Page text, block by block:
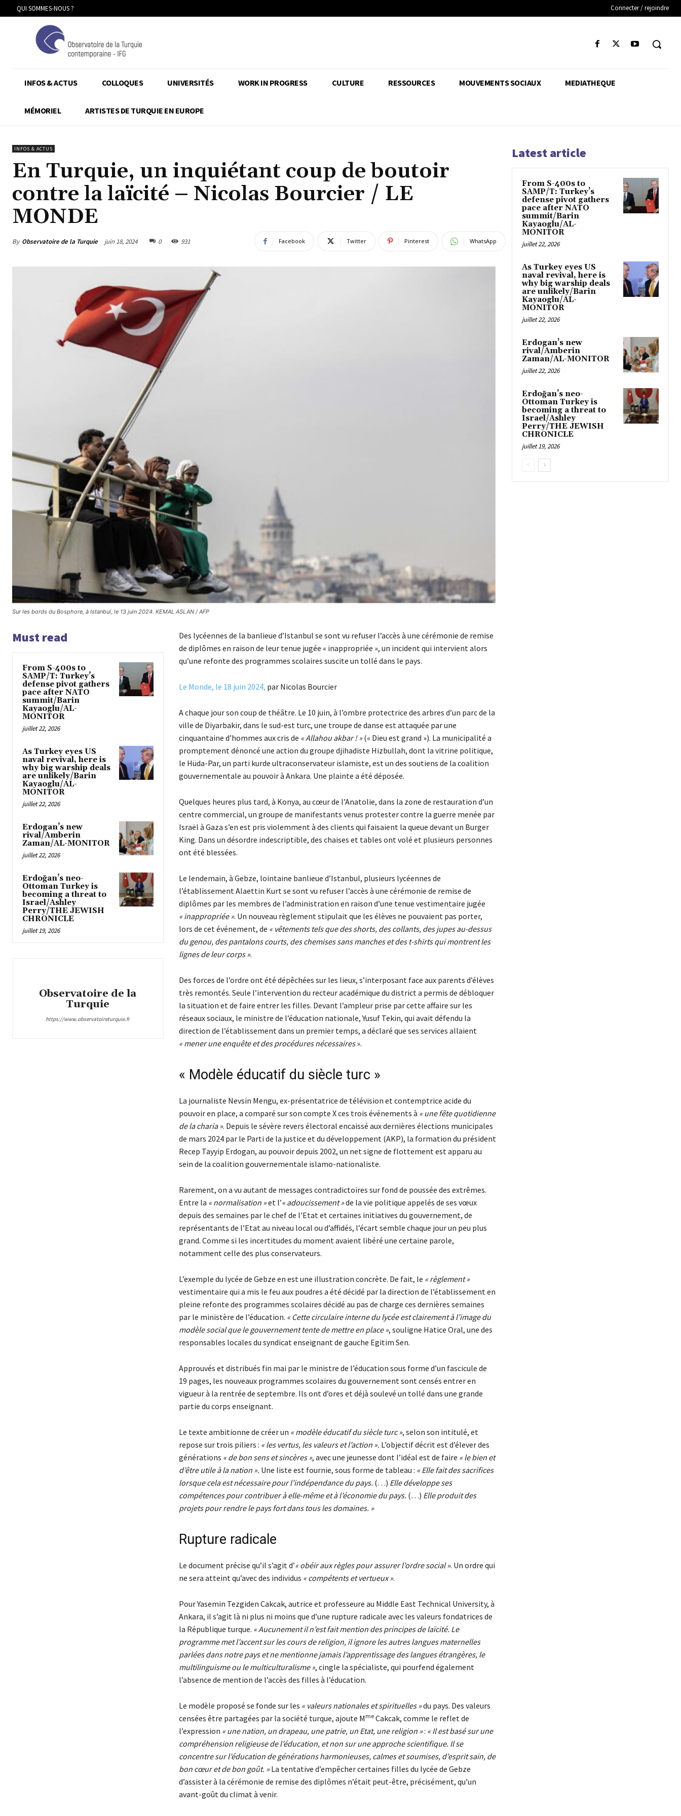
QUI SOMMES-NOUS ? Connecter / rejoindre
INFOS & ACTUS COLLOQUES UNIVERSITÉS WORK IN PROGRESS CULTURE RESSOURCES MOUVEMENTS SOCIAUX MEDIATHEQUE
MÉMORIEL ARTISTES DE TURQUIE EN EUROPE
INFOS & ACTUS
En Turquie, un inquiétant coup de boutoir
contre la laïcité – Nicolas Bourcier / LE
MONDE
By Observatoire de la Turquie juin 18, 2024 0 931 Facebook Twitter Pinterest WhatsApp
Sur les bords du Bosphore, à Istanbul, le 13 juin 2024. KEMAL ASLAN / AFP
Must read
From S-400s to
SAMP/T: Turkey’s
defense pivot gathers
pace after NATO
summit/Barin
Kayaoglu/AL-
MONITOR
juillet 22, 2026
As Turkey eyes US
naval revival, here is
why big warship deals
are unlikely/Barin
Kayaoglu/AL-
MONITOR
juillet 22, 2026
Erdogan’s new
rival/Amberin
Zaman/AL-MONITOR
juillet 22, 2026
Erdoğan’s neo-
Ottoman Turkey is
becoming a threat to
Israel/Ashley
Perry/THE JEWISH
CHRONICLE
juillet 19, 2026
Observatoire de la
Turquie
https://www.observatoireturquie.fr
Des lycéennes de la banlieue d’Istanbul se sont vu refuser l’accès à une cérémonie de remise
de diplômes en raison de leur tenue jugée « inappropriée », un incident qui intervient alors
qu’une refonte des programmes scolaires suscite un tollé dans le pays.
Le Monde, le 18 juin 2024, par Nicolas Bourcier
A chaque jour son coup de théâtre. Le 10 juin, à l’ombre protectrice des arbres d’un parc de la
ville de Diyarbakir, dans le sud-est turc, une troupe de danse est attaquée par une
cinquantaine d’hommes aux cris de « Allahou akbar ! »(« Dieu est grand »). La municipalité a
promptement dénoncé une action du groupe djihadiste Hizbullah, dont la vitrine politique,
le Hüda-Par, un parti kurde ultraconservateur islamiste, est un des soutiens de la coalition
gouvernementale au pouvoir à Ankara. Une plainte a été déposée.
Quelques heures plus tard, à Konya, au cœur de l’Anatolie, dans la zone de restauration d’un
centre commercial, un groupe de manifestants venus protester contre la guerre menée par
Israël à Gaza s’en est pris violemment à des clients qui faisaient la queue devant un Burger
King. Dans un désordre indescriptible, des chaises et tables ont volé et plusieurs personnes
ont été blessées.
Le lendemain, à Gebze, lointaine banlieue d’Istanbul, plusieurs lycéennes de
l’établissement Alaettin Kurt se sont vu refuser l’accès à une cérémonie de remise de
diplômes par les membres de l’administration en raison d’une tenue vestimentaire jugée
« inappropriée ». Un nouveau règlement stipulait que les élèves ne pouvaient pas porter,
lors de cet événement, de « vêtements tels que des shorts, des collants, des jupes au-dessus
du genou, des pantalons courts, des chemises sans manches et des t-shirts qui montrent les
lignes de leur corps ».
Des forces de l’ordre ont été dépêchées sur les lieux, s’interposant face aux parents d’élèves
très remontés. Seule l’intervention du recteur académique du district a permis de débloquer
la situation et de faire entrer les filles. Devant l’ampleur prise par cette affaire sur les
réseaux sociaux, le ministre de l’éducation nationale, Yusuf Tekin, qui avait défendu la
direction de l’établissement dans un premier temps, a déclaré que ses services allaient
« mener une enquête et des procédures nécessaires».
« Modèle éducatif du siècle turc »
La journaliste Nevsin Mengu, ex-présentatrice de télévision et contemptrice acide du
pouvoir en place, a comparé sur son compte X ces trois événements à « une fête quotidienne
de la charia ». Depuis le sévère revers électoral encaissé aux dernières élections municipales
de mars 2024 par le Parti de la justice et du développement (AKP), la formation du président
Recep Tayyip Erdogan, au pouvoir depuis 2002, un net signe de flottement est apparu au
sein de la coalition gouvernementale islamo-nationaliste.
Rarement, on a vu autant de messages contradictoires sur fond de poussée des extrêmes.
Entre la « normalisation »et l’« adoucissement »de la vie politique appelés de ses vœux
depuis des semaines par le chef de l’Etat et certaines initiatives du gouvernement, de
représentants de l’Etat au niveau local ou d’affidés, l’écart semble chaque jour un peu plus
grand. Comme si les incertitudes du moment avaient libéré une certaine parole,
notamment celle des plus conservateurs.
L’exemple du lycée de Gebze en est une illustration concrète. De fait, le « règlement »
vestimentaire qui a mis le feu aux poudres a été décidé par la direction de l’établissement en
pleine refonte des programmes scolaires décidé au pas de charge ces dernières semaines
par le ministère de l’éducation. « Cette circulaire interne du lycée est clairement à l’image du
modèle social que le gouvernement tente de mettre en place », souligne Hatice Oral, une des
responsables locales du syndicat enseignant de gauche Egitim Sen.
Approuvés et distribués fin mai par le ministre de l’éducation sous forme d’un fascicule de
19 pages, les nouveaux programmes scolaires du gouvernement sont censés entrer en
vigueur à la rentrée de septembre. Ils ont d’ores et déjà soulevé un tollé dans une grande
partie du corps enseignant.
Le texte ambitionne de créer un « modèle éducatif du siècle turc », selon son intitulé, et
repose sur trois piliers : « les vertus, les valeurs et l’action ». L’objectif décrit est d’élever des
générations « de bon sens et sincères », avec une jeunesse dont l’idéal est de faire « le bien et
d’être utile à la nation ». Une liste est fournie, sous forme de tableau : « Elle fait des sacrifices
lorsque cela est nécessaire pour l’indépendance du pays. (…) Elle développe ses
compétences pour contribuer à elle-même et à l’économie du pays. (…) Elle produit des
projets pour rendre le pays fort dans tous les domaines. »
Rupture radicale
Le document précise qu’il s’agit d’« obéir aux règles pour assurer l’ordre social ». Un ordre qui
ne sera atteint qu’avec des individus « compétents et vertueux ».
Pour Yasemin Tezgiden Cakcak, autrice et professeure au Middle East Technical University, à
Ankara, il s’agit là ni plus ni moins que d’une rupture radicale avec les valeurs fondatrices de
la République turque. « Aucunement il n’est fait mention des principes de laïcité. Le
programme met l’accent sur les cours de religion, il ignore les autres langues maternelles
parlées dans notre pays et ne mentionne jamais l’apprentissage des langues étrangères, le
multilinguisme ou le multiculturalisme », cingle la spécialiste, qui pourfend également
l’absence de mention de l’accès des filles à l’éducation.
Le modèle proposé se fonde sur les « valeurs nationales et spirituelles »du pays. Des valeurs
censées être partagées par la société turque, ajoute M meCakcak, comme le reflet de
l’expression « une nation, un drapeau, une patrie, un Etat, une religion »: « Il est basé sur une
compréhension religieuse de l’éducation, et non sur une approche scientifique. Il se
concentre sur l’éducation de générations harmonieuses, calmes et soumises, d’esprit sain, de
bon cœur et de bon goût. »La tentative d’empêcher certaines filles du lycée de Gebze
d’assister à la cérémonie de remise des diplômes n’était peut-être, précisément, qu’un
avant-goût du climat à venir.
Latest article
From S-400s to
SAMP/T: Turkey’s
defense pivot gathers
pace after NATO
summit/Barin
Kayaoglu/AL-
MONITOR
juillet 22, 2026
As Turkey eyes US
naval revival, here is
why big warship deals
are unlikely/Barin
Kayaoglu/AL-
MONITOR
juillet 22, 2026
Erdogan’s new
rival/Amberin
Zaman/AL-MONITOR
juillet 22, 2026
Erdoğan’s neo-
Ottoman Turkey is
becoming a threat to
Israel/Ashley
Perry/THE JEWISH
CHRONICLE
juillet 19, 2026